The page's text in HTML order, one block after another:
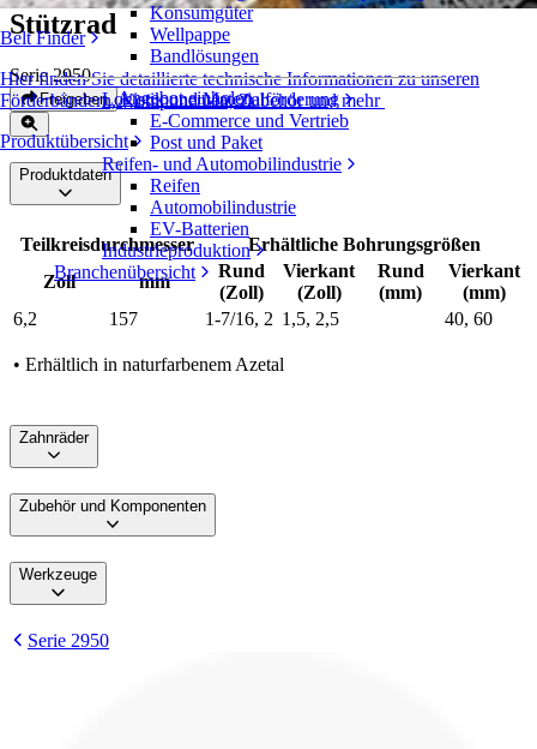
Belt Finder
Hier finden Sie detaillierte technische Informationen zu unseren
Förderbändern, Komponenten, Zubehör und mehr
Produktübersicht
Konsumgüter
Wellpappe
Bandlösungen
Logistik und Materialförderung
E-Commerce und Vertrieb
Post und Paket
Reifen- und Automobilindustrie
Reifen
Automobilindustrie
EV-Batterien
Industrieproduktion
Branchenübersicht
Stützrad
Serie 2950
Freigeben Angebot einholen
Produktdaten
Teilkreisdurchmesser
Erhältliche Bohrungsgrößen
Zoll
mm
Rund
(Zoll)
Vierkant
(Zoll)
Rund
(mm)
Vierkant
(mm)
6,2
157 1-7/16, 2 1,5, 2,5 40, 60
• Erhältlich in naturfarbenem Azetal
Zahnräder
Zubehör und Komponenten
Werkzeuge
Serie 2950